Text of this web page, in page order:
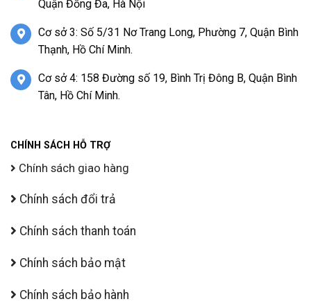
Quận Đống Đa, Hà Nội
Cơ sở 3: Số 5/31 Nơ Trang Long, Phường 7, Quận Bình
Thạnh, Hồ Chí Minh.
Cơ sở 4: 158 Đường số 19, Bình Trị Đông B, Quận Bình
Tân, Hồ Chí Minh.
CHÍNH SÁCH HỖ TRỢ
Chính sách giao hàng
Chính sách đổi trả
Chính sách thanh toán
Chính sách bảo mật
Chính sách bảo hành